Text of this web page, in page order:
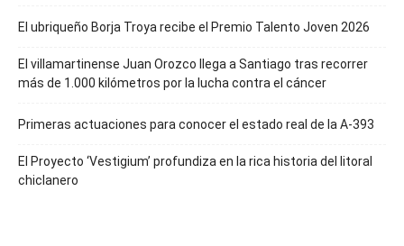
El ubriqueño Borja Troya recibe el Premio Talento Joven 2026
El villamartinense Juan Orozco llega a Santiago tras recorrer
más de 1.000 kilómetros por la lucha contra el cáncer
Primeras actuaciones para conocer el estado real de la A-393
El Proyecto ‘Vestigium’ profundiza en la rica historia del litoral
chiclanero